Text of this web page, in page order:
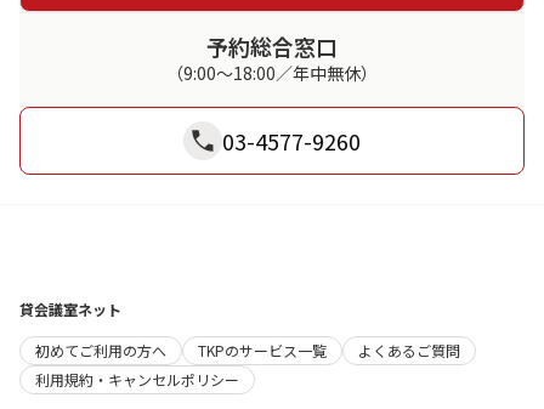
予約総合窓口
（9:00～18:00／年中無休）
03-4577-9260
貸会議室ネット
初めてご利用の方へ
TKPのサービス一覧
よくあるご質問
利用規約・キャンセルポリシー